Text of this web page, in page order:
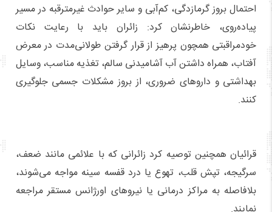
احتمال بروز گرمازدگی، کم‌آبی و سایر حوادث غیرمترقبه در مسیر
پیاده‌روی، خاطرنشان کرد: زائران باید با رعایت نکات
خودمراقبتی همچون پرهیز از قرار گرفتن طولانی‌مدت در معرض
آفتاب، همراه داشتن آب آشامیدنی سالم، تغذیه مناسب، وسایل
بهداشتی و داروهای ضروری، از بروز مشکلات جسمی جلوگیری
کنند.
قرائیان همچنین توصیه کرد زائرانی که با علائمی مانند ضعف،
سرگیجه، تپش قلب، تهوع یا درد قفسه سینه مواجه می‌شوند،
بلافاصله به مراکز درمانی یا نیروهای اورژانس مستقر مراجعه